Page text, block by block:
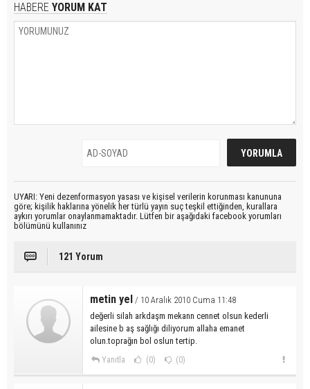
HABERE YORUM KAT
UYARI: Yeni dezenformasyon yasası ve kişisel verilerin korunması kanununa
göre; kişilik haklarına yönelik her türlü yayın suç teşkil ettiğinden, kurallara
aykırı yorumlar onaylanmamaktadır. Lütfen bir aşağıdaki facebook yorumları
bölümünü kullanınız
121 Yorum
metin yel / 10 Aralık 2010 Cuma 11:48
değerli silah arkdaşm mekann cennet olsun kederli
ailesine b aş sağlığı diliyorum allaha emanet
olun.toprağın bol oslun tertip.
Yanıtla (0) (0)